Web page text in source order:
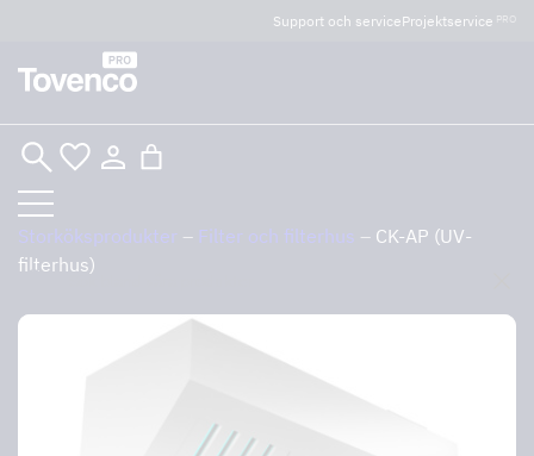
Glad Sommar! Tovencos bostadssektion håller
semesterstängt under vecka 29–31. Storköksverksamheten
Hoppa
innehåll
Support och serviceProjektservice PRO
Sök
Storköksprodukter – Filter och filterhus – CK-AP (UV-
filterhus)